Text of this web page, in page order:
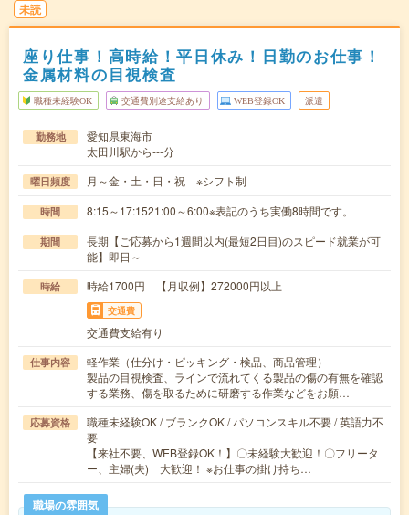
未読
座り仕事！高時給！平日休み！日勤のお仕事！
金属材料の目視検査
職種未経験OK 交通費別途支給あり WEB登録OK 派遣
勤務地
愛知県東海市
太田川駅から---分
曜日頻度 月～金・土・日・祝 ※シフト制
時間 8:15～17:1521:00～6:00※表記のうち実働8時間です。
期間
長期【ご応募から1週間以内(最短2日目)のスピード就業が可
能】即日～
時給 時給1700円 【月収例】272000円以上
交通費
交通費支給有り
仕事内容
軽作業（仕分け・ピッキング・検品、商品管理）
製品の目視検査、ラインで流れてくる製品の傷の有無を確認
する業務、傷を取るために研磨する作業などをお願…
応募資格
職種未経験OK / ブランクOK / パソコンスキル不要 / 英語力不
要
【来社不要、WEB登録OK！】〇未経験大歓迎！〇フリータ
ー、主婦(夫) 大歓迎！ ※お仕事の掛け持ち…
職場の雰囲気